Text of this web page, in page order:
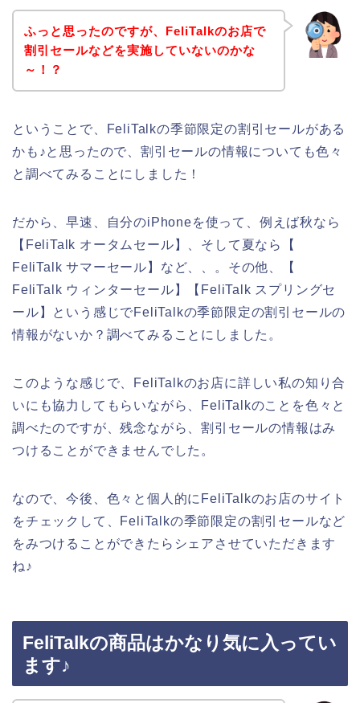
ふっと思ったのですが、FeliTalkのお店で
割引セールなどを実施していないのかな
～！？
ということで、FeliTalkの季節限定の割引セールがある
かも♪と思ったので、割引セールの情報についても色々
と調べてみることにしました！
だから、早速、自分のiPhoneを使って、例えば秋なら
【FeliTalk オータムセール】、そして夏なら【
FeliTalk サマーセール】など、、。その他、【
FeliTalk ウィンターセール】【FeliTalk スプリングセ
ール】という感じでFeliTalkの季節限定の割引セールの
情報がないか？調べてみることにしました。
このような感じで、FeliTalkのお店に詳しい私の知り合
いにも協力してもらいながら、FeliTalkのことを色々と
調べたのですが、残念ながら、割引セールの情報はみ
つけることができませんでした。
なので、今後、色々と個人的にFeliTalkのお店のサイト
をチェックして、FeliTalkの季節限定の割引セールなど
をみつけることができたらシェアさせていただきます
ね♪
FeliTalkの商品はかなり気に入ってい
ます♪